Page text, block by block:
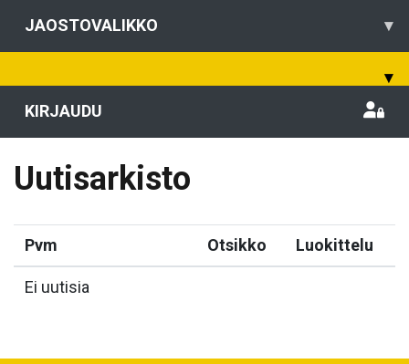
JAOSTOVALIKKO ▾
▾
KIRJAUDU
Uutisarkisto
Pvm Otsikko Luokittelu
Ei uutisia